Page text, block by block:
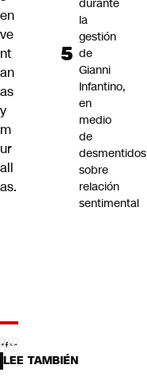
en
ve
nt
an
as
y
m
ur
all
as.
durante
la
gestión
de
Gianni
Infantino,
en
medio
de
desmentidos
sobre
relación
sentimental
LEE TAMBIÉN